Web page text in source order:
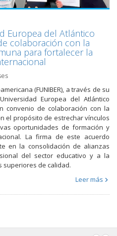
Europea del Atlántico
colaboración con la
para fortalecer la
(FUNIBER), a través de su
Europea del Atlántico
convenio de colaboración con la
el propósito de estrechar vínculos
oportunidades de formación y
La firma de este acuerdo
en la consolidación de alianzas
del sector educativo y a la
superiores de calidad.
Leer más